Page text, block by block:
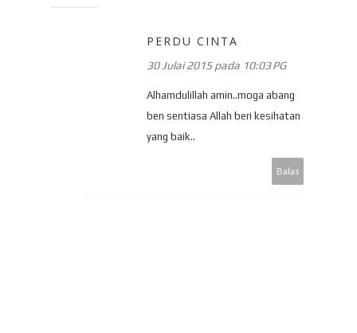
PERDU CINTA
30 Julai 2015 pada 10:03 PG
Alhamdulillah amin..moga abang
ben sentiasa Allah beri kesihatan
yang baik..
Balas